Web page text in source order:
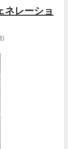
ネレーショ
)